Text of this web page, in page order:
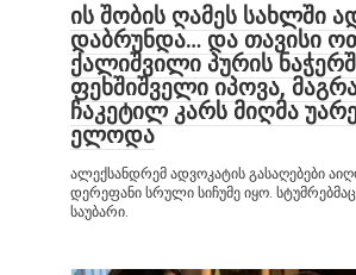
ის შობის ღამეს სახლში
დაბრუნდა… და თავისი
ქალიშვილი პურის
ფეხშიშველი იპოვა,
ჩაკეტილ კარს მიღმა
ელოდა
ალექსანდრემ ადვოკატის გასაღებები
დერეფანი სრული სიჩუმე იყო.
საუბარი.